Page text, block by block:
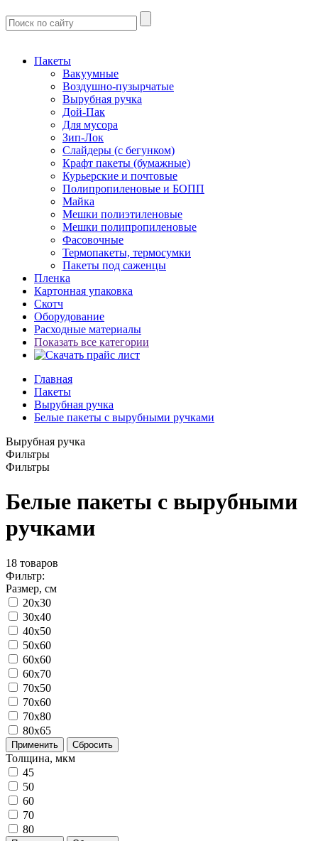
Пакеты
Вакуумные
Воздушно-пузырчатые
Вырубная ручка
Дой-Пак
Для мусора
Зип-Лок
Слайдеры (с бегунком)
Крафт пакеты (бумажные)
Курьерские и почтовые
Полипропиленовые и БОПП
Майка
Мешки полиэтиленовые
Мешки полипропиленовые
Фасовочные
Термопакеты, термосумки
Пакеты под саженцы
Пленка
Картонная упаковка
Скотч
Оборудование
Расходные материалы
Показать все категории
Главная
Пакеты
Вырубная ручка
Белые пакеты с вырубными ручками
Вырубная ручка
Фильтры
Фильтры
Белые пакеты с вырубными
ручками
18 товаров
Фильтр:
Размер, см
20x30
30x40
40x50
50x60
60x60
60x70
70x50
70x60
70x80
80x65
Применить Сбросить
Толщина, мкм
45
50
60
70
80